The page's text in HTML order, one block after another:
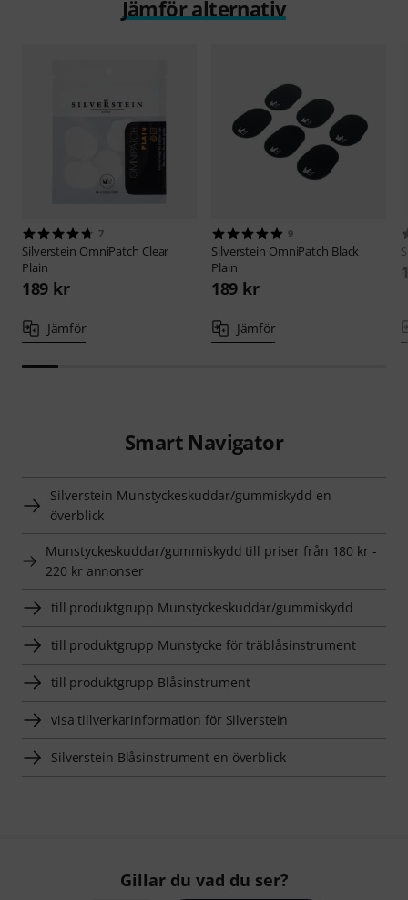
Jämför alternativ
7
Silverstein OmniPatch Clear
Plain
189 kr
Jämför
9
Silverstein OmniPatch Black
Plain
189 kr
Jämför
Smart Navigator
Silverstein Munstyckeskuddar/gummiskydd en
överblick
Munstyckeskuddar/gummiskydd till priser från 180 kr -
220 kr annonser
till produktgrupp Munstyckeskuddar/gummiskydd
till produktgrupp Munstycke för träblåsinstrument
till produktgrupp Blåsinstrument
visa tillverkarinformation för Silverstein
Silverstein Blåsinstrument en överblick
Gillar du vad du ser?